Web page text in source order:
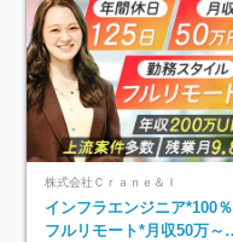
株式会社Ｃｒａｎｅ＆Ｉ
インフラエンジニア*100％
フルリモート*月収50万～*